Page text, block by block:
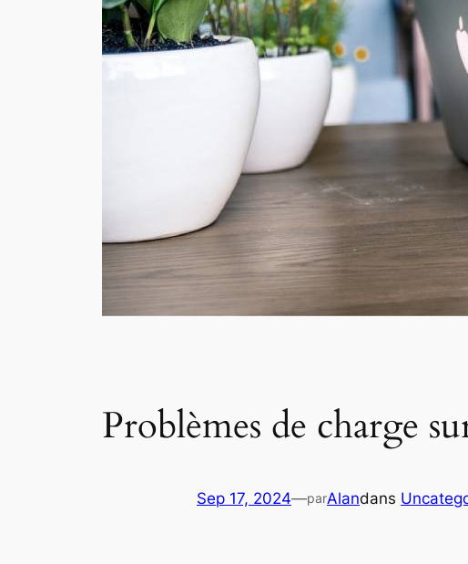
Problèmes de charge
Sep 17, 2024—parAlandans